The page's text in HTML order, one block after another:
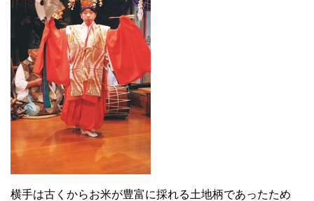
横手は古くからお米が豊富に採れる土地柄であったため